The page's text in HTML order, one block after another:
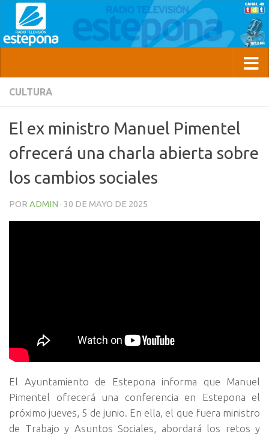
CULTURA
El ex ministro Manuel Pimentel
ofrecerá una charla abierta sobre
los cambios sociales
POR ADMIN · 30 DE MAYO DE 2025
El Ayuntamiento de Estepona informa que Manuel
Pimentel ofrecerá una conferencia en Estepona el
próximo jueves, 5 de junio. En ella, el que fuera ministro
de Trabajo y Asuntos Sociales, abordará los retos y